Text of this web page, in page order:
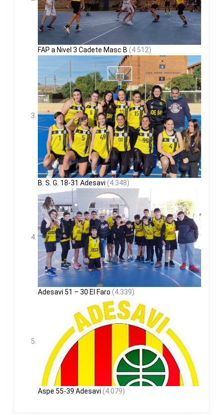
FAP a Nivel 3 Cadete Masc B (4.512)
B. S. G. 18-31 Adesavi (4.348)
Adesavi 51 – 30 El Faro (4.339)
Aspe 55-39 Adesavi (4.079)